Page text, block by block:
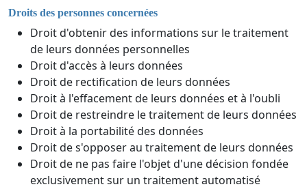
Droits des personnes concernées
Droit d'obtenir des informations sur le traitement
de leurs données personnelles
Droit d'accès à leurs données
Droit de rectification de leurs données
Droit à l'effacement de leurs données et à l'oubli
Droit de restreindre le traitement de leurs données
Droit à la portabilité des données
Droit de s'opposer au traitement de leurs données
Droit de ne pas faire l'objet d'une décision fondée
exclusivement sur un traitement automatisé